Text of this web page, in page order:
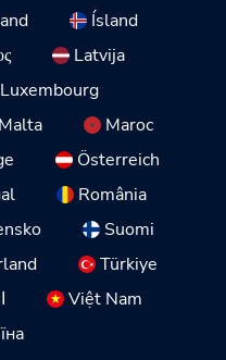
Ísland
Latvija
Luxembourg
Maroc
Österreich
România
Suomi
Türkiye
Việt Nam